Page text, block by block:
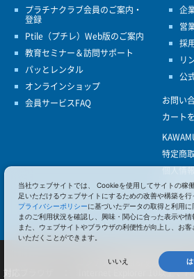
プラチナクラブ会員のご案内・
登録
Ptile（プチレ）Web版のご案内
教育セミナー＆訪問サポート
パッとレンタル
オンラインショップ
会員サービスFAQ
企
営
採
リ
公
お問い
カート
特定商
個人情
健康経
© 2017 Pacific Supply
コンテンツの無断使用・転載を
対応ブラウザ ： Internet Explorer 10以上 、
当社ウェブサイトでは、 Cookieを使用してサイトの稼
足いただけるウェブサイトにするための改善や構築を行
プライバシーポリシーに基づいたデータの取得と利用
まのご利用状況を確認し、興味・関心に合った表示や情
また、ウェブサイトやブラウザの利便性が向上し、お
いただくことができます。
いいえ